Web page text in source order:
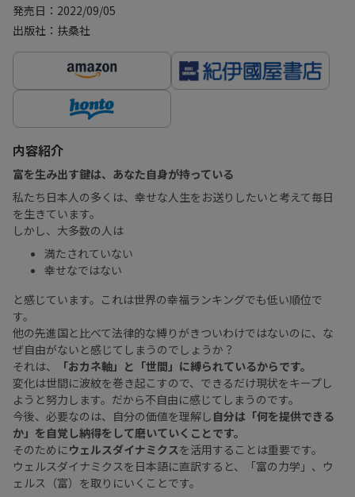
発売日：2022/09/05
出版社：扶桑社
内容紹介
富を生み出す鍵は、あなた自身が持っている
私たち日本人の多くは、幸せな人生をお送りしたいと考えて毎日
を生きています。
しかし、大多数の人は
満たされていない
幸せなではない
と感じています。これは世界の幸福ランキングでも低い順位で
す。
他の先進国と比べて法律的な縛りがきついわけではないのに、な
ぜ自由がないと感じてしまうのでしょうか？
それは、
「おカネ軸」と「世間」に縛られているからです。
変化は世間に波紋を巻き起こすので、できるだけ現状をキープし
ようと努力します。だから不自由に感じてしまうのです。
今後、必要なのは、自分の価値を理解し 自分は「何を提供できる
か」を自覚し納得をして磨いていくことです。
そのためにウェルスダイナミクスを活用することは重要です。
ウェルスダイナミクスを日本語に直訳すると、「富の力学」、ウ
ェルス（富）を取りにいくことです。